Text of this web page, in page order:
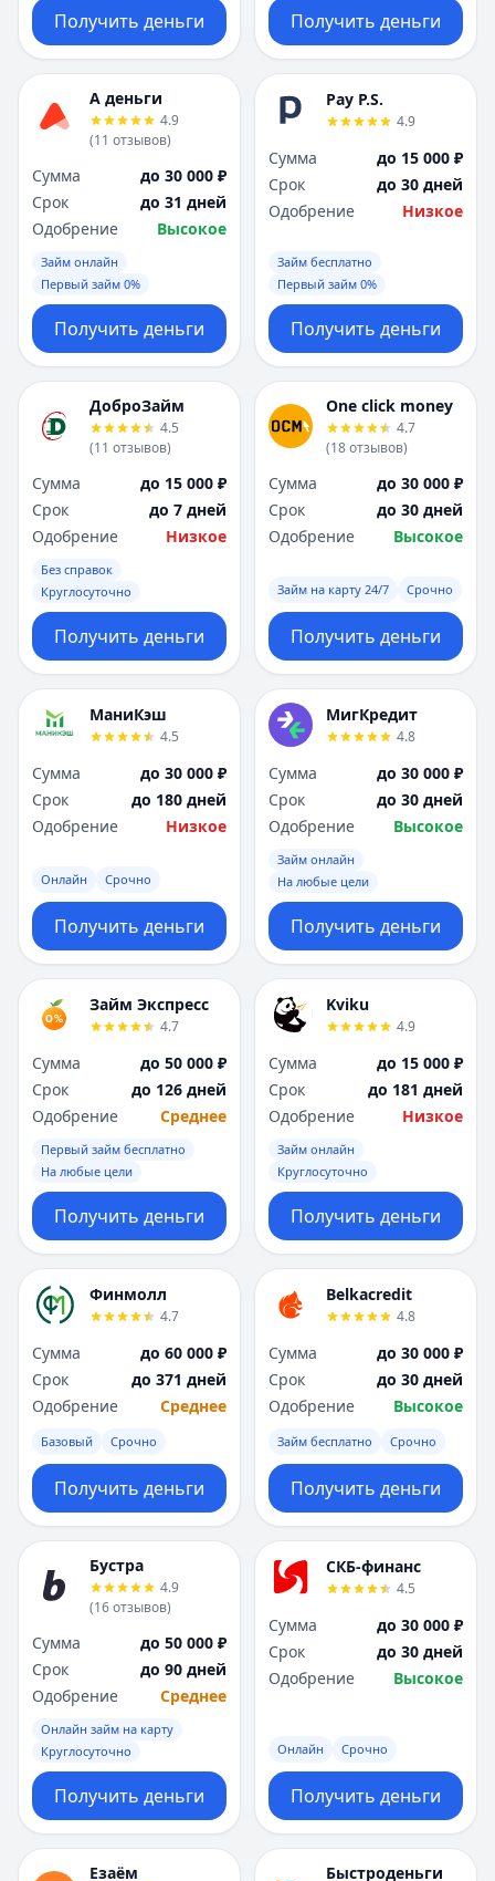
Получить деньги Получить деньги
А деньги
4.9
(11 отзывов)
Сумма
до 30 000 ₽
Срок
до 31 дней
Одобрение
Высокое
Займ онлайн
Первый займ 0%
Получить деньги
Pay P.S.
4.9
Сумма
до 15 000 ₽
Срок
до 30 дней
Одобрение
Низкое
Займ бесплатно
Первый займ 0%
Получить деньги
ДоброЗайм
4.5
(11 отзывов)
Сумма
до 15 000 ₽
Срок
до 7 дней
Одобрение
Низкое
Без справок
Круглосуточно
Получить деньги
One click money
4.7
(18отзывов)
Сумма
до 30 000 ₽
Срок
до 30 дней
Одобрение
Высокое
Займ на карту 24/7 Срочно
Получить деньги
МаниКэш
4.5
Сумма
до 30 000 ₽
Срок
до 180 дней
Одобрение
Низкое
Онлайн Срочно
Получить деньги
МигКредит
4.8
Сумма
до 30 000 ₽
Срок
до 30 дней
Одобрение
Высокое
Займ онлайн
На любые цели
Получить деньги
Займ Экспресс
4.7
Сумма
до 50 000 ₽
Срок
до 126 дней
Одобрение
Среднее
Первый займ бесплатно
На любые цели
Получить деньги
Kviku
4.9
Сумма
до 15 000 ₽
Срок
до 181 дней
Одобрение
Низкое
Займ онлайн
Круглосуточно
Получить деньги
Финмолл
4.7
Сумма
до 60 000 ₽
Срок
до 371 дней
Одобрение
Среднее
Базовый Срочно
Получить деньги
Belkacredit
4.8
Сумма
до 30 000 ₽
Срок
до 30 дней
Одобрение
Высокое
Займ бесплатно Срочно
Получить деньги
Бустра
4.9
(16отзывов)
Сумма
до 50 000 ₽
Срок
до 90 дней
Одобрение
Среднее
Онлайн займ на карту
Круглосуточно
Получить деньги
СКБ-финанс
4.5
Сумма
до 30 000 ₽
Срок
до 30 дней
Одобрение
Высокое
Онлайн Срочно
Получить деньги
Езаём Быстроденьги